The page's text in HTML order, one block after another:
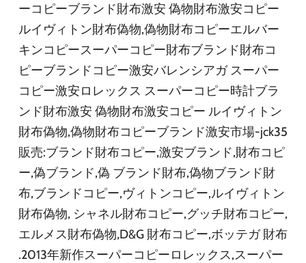
ーコピーブランド財布激安 偽物財布激安コピー
ルイヴィトン財布偽物,偽物財布コピーエルバー
キンコピースーパーコピー財布ブランド財布コ
ピーブランドコピー激安バレンシアガ スーパー
コピー激安ロレックス スーパーコピー時計ブラ
ンド財布激安 偽物財布激安コピー ルイヴィトン
財布偽物,偽物財布コピーブランド激安市場-jck35
販売:ブランド財布コピー,激安ブランド,財布コピ
ー,偽ブランド,偽 ブランド財布,偽物ブランド財
布,ブランドコピー,ヴィトンコピー,ルイヴィトン
財布偽物, シャネル財布コピー,グッチ財布コピー,
エルメス財布偽物,D&G 財布コピー,ボッテガ 財布
.2013年新作スーパーコピーロレックス,スーパー